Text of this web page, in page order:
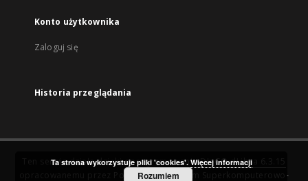
Konto użytkownika
Zaloguj się
Historia przeglądania
Ten serwis działa dzięki oprogramowaniuDInGO dLibra 6.3.15
Poznańskie Centrum Superkomputerowo-
Ta strona wykorzystuje pliki 'cookies'. Więcej informacji
Rozumiem